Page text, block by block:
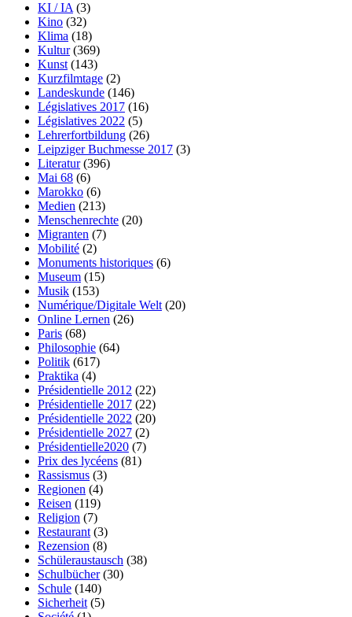
KI / IA (3)
Kino (32)
Klima (18)
Kultur(369)
Kunst (143)
Kurzfilmtage (2)
Landeskunde (146)
Législatives 2017 (16)
Législatives 2022 (5)
Lehrerfortbildung (26)
Leipziger Buchmesse 2017 (3)
Literatur(396)
Mai 68 (6)
Marokko (6)
Medien (213)
Menschenrechte (20)
Migranten (7)
Mobilité (2)
Monuments historiques (6)
Museum (15)
Musik (153)
Numérique/Digitale Welt (20)
Online Lernen (26)
Paris (68)
Philosophie (64)
Politik (617)
Praktika (4)
Présidentielle 2012 (22)
Présidentielle 2017 (22)
Présidentielle 2022 (20)
Présidentielle 2027 (2)
Présidentielle2020 (7)
Prix des lycéens (81)
Rassismus (3)
Regionen (4)
Reisen (119)
Religion (7)
Restaurant (3)
Rezension (8)
Schüleraustausch (38)
Schulbücher(30)
Schule (140)
Sicherheit (5)